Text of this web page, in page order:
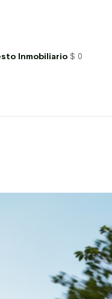
Inmobiliario $ 0